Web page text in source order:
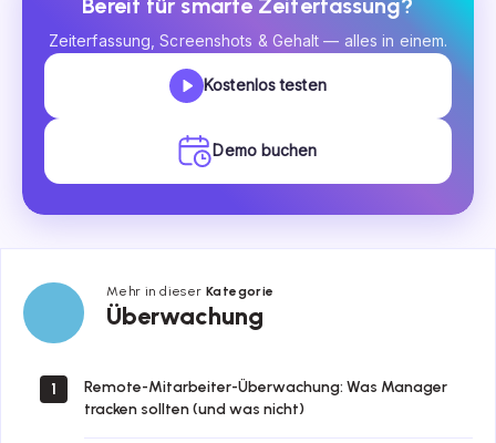
Bereit für smarte Zeiterfassung?
Zeiterfassung, Screenshots & Gehalt — alles in einem.
Kostenlos testen
Demo buchen
Mehr in dieser Kategorie
Überwachung
Überwachung
1
Remote-Mitarbeiter-Überwachung: Was Manager
tracken sollten (und was nicht)